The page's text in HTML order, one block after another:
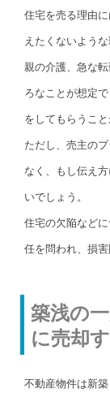
住宅を売る理由
えたくないよう
親の介護、急な
ろなことが想定
をしてもらうこと
ただし、売主の
なく、もし伝え
いでしょう。
住宅の欠陥など
任を問われ、損
築浅の
に売却
不動産物件は新